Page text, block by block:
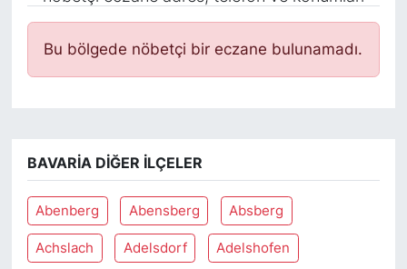
Bu bölgede nöbetçi bir eczane bulunamadı.
BAVARIA DIĞER İLÇELER
Abenberg Abensberg Absberg
Achslach Adelsdorf Adelshofen